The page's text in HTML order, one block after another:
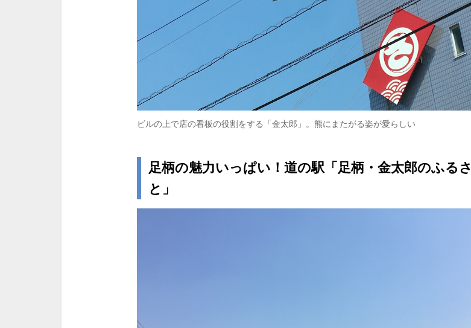
ビルの上で店の看板の役割をする「金太郎」。熊にまたがる姿が愛らしい
足柄の魅力いっぱい！道の駅「足柄・金太郎のふるさ
と」